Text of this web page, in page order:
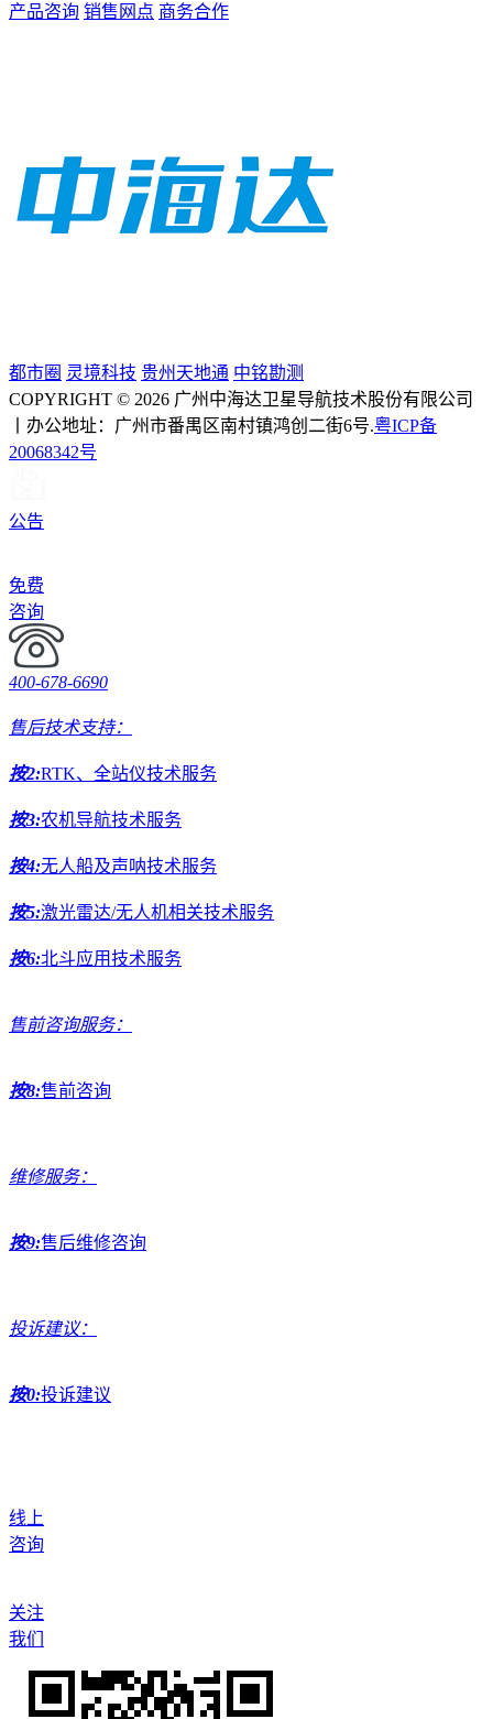
产品咨询 销售网点 商务合作
都市圈 灵境科技 贵州天地通 中铭勘测
COPYRIGHT © 2026 广州中海达卫星导航技术股份有限公司
丨办公地址：广州市番禺区南村镇鸿创二街6号.粤ICP备
20068342号
公告
免费
咨询
400-678-6690
售后技术支持：
按2:RTK、全站仪技术服务
按3:农机导航技术服务
按4:无人船及声呐技术服务
按5:激光雷达/无人机相关技术服务
按6:北斗应用技术服务
售前咨询服务：
按8:售前咨询
维修服务：
按9:售后维修咨询
投诉建议：
按0:投诉建议
线上
咨询
关注
我们